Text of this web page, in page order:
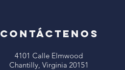
CONTÁCTENOS
4101 Calle Elmwood
Chantilly, Virginia 20151